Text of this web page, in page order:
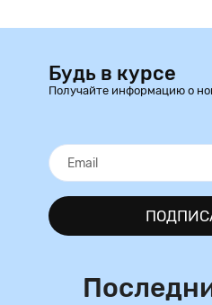
Будь в курсе
Получайте информацию о